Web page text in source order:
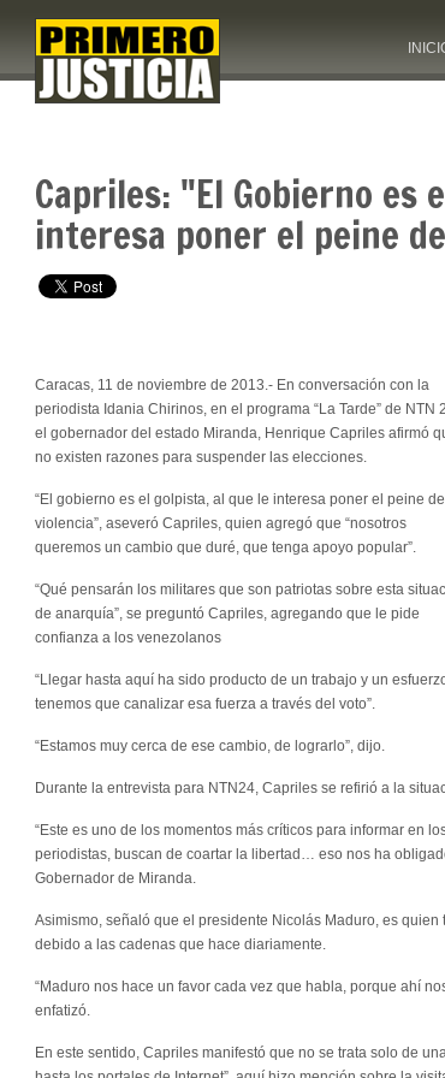
Capriles: "El Gobierno es
interesa poner el peine
Caracas, 11 de noviembre de 2013.- En conversación con la
periodista Idania Chirinos, en el programa “La Tarde” de NTN
el gobernador del estado Miranda, Henrique Capriles afirmó
no existen razones para suspender las elecciones.
“El gobierno es el golpista, al que le interesa poner el peine
violencia”, aseveró Capriles, quien agregó que “nosotros
queremos un cambio que duré, que tenga apoyo popular”.
“Qué pensarán los militares que son patriotas sobre esta
de anarquía”, se preguntó Capriles, agregando que le pide
confianza a los venezolanos
“Llegar hasta aquí ha sido producto de un trabajo y un
tenemos que canalizar esa fuerza a través del voto”.
“Estamos muy cerca de ese cambio, de lograrlo”, dijo.
Durante la entrevista para NTN24, Capriles se refirió a la
“Este es uno de los momentos más críticos para informar en
periodistas, buscan de coartar la libertad… eso nos ha
Gobernador de Miranda.
Asimismo, señaló que el presidente Nicolás Maduro, es
debido a las cadenas que hace diariamente.
“Maduro nos hace un favor cada vez que habla, porque ahí
enfatizó.
En este sentido, Capriles manifestó que no se trata solo de